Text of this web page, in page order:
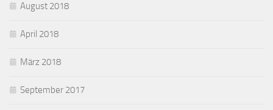
August 2018
April 2018
März 2018
September 2017